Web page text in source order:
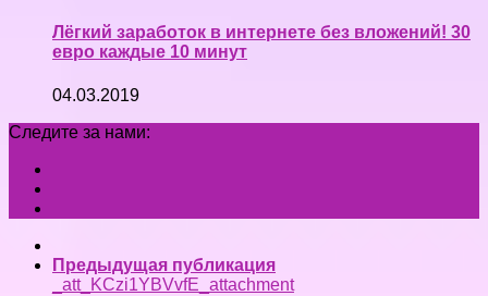
Лёгкий заработок в интернете без вложений! 30
евро каждые 10 минут
04.03.2019
Следите за нами:
Предыдущая публикация
_att_KCzi1YBVvfE_attachment